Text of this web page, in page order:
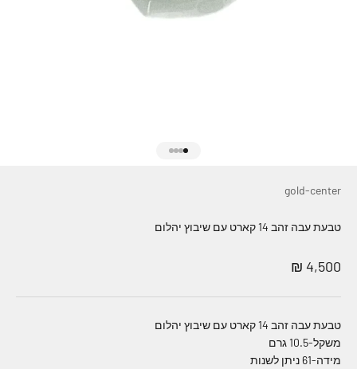
gold-center
טבעת עבה זהב 14 קארט עם שיבוץ יהלום
מחיר מבצע
4,500 ₪
טבעת עבה זהב 14 קארט עם שיבוץ יהלום
משקל-10.5 גרם
מידה-61 ניתן לשנות